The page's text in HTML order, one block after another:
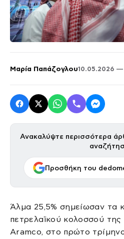
Μαρία Παπάζογλου10.05.2026 —
Ανακαλύψτε περισσότερα
Προσθήκη του
Άλμα 25,5% σημείωσαν τα
πετρελαϊκού κολοσσού
Aramco, στο πρώτο